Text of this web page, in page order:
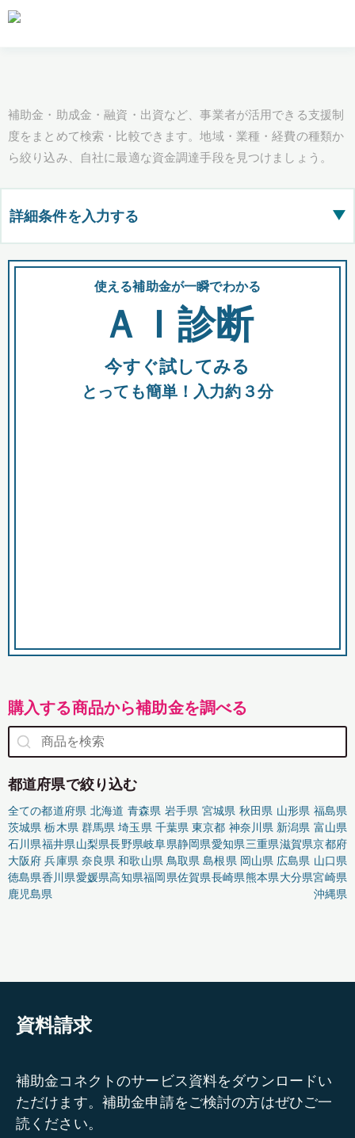
補助金・助成金・融資・出資など、事業者が活用できる支援制
度をまとめて検索・比較できます。地域・業種・経費の種類か
ら絞り込み、自社に最適な資金調達手段を見つけましょう。
詳細条件を入力する ▶
都道府県
全国の検索結果を含めて表示
助成金 融資 出資
使える補助金が一瞬でわかる
ＡＩ診断
今すぐ試してみる
とっても簡単！入力約３分
購入する商品から補助金を調べる
都道府県で絞り込む
全ての都道府県 北海道 青森県 岩手県 宮城県 秋田県 山形県 福島県
茨城県 栃木県 群馬県 埼玉県 千葉県 東京都 神奈川県 新潟県 富山県
石川県福井県山梨県長野県岐阜県静岡県愛知県三重県滋賀県京都府
大阪府 兵庫県 奈良県 和歌山県 鳥取県 島根県 岡山県 広島県 山口県
徳島県香川県愛媛県高知県福岡県佐賀県長崎県熊本県大分県宮崎県
鹿児島県
沖縄県
資料請求
補助金コネクトのサービス資料をダウンロードい
ただけます。補助金申請をご検討の方はぜひご一
読ください。